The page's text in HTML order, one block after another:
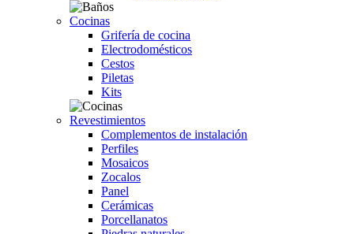
Cocinas
Grifería de cocina
Electrodomésticos
Cestos
Piletas
Kits
Revestimientos
Complementos de instalación
Perfiles
Mosaicos
Zocalos
Panel
Cerámicas
Porcellanatos